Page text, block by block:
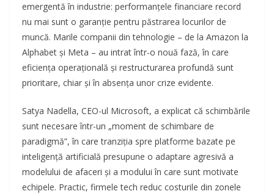
emergentă în industrie: performanțele financiare record
nu mai sunt o garanție pentru păstrarea locurilor de
muncă. Marile companii din tehnologie – de la Amazon la
Alphabet și Meta – au intrat într-o nouă fază, în care
eficiența operațională și restructurarea profundă sunt
prioritare, chiar și în absența unor crize evidente.
Satya Nadella, CEO-ul Microsoft, a explicat că schimbările
sunt necesare într-un „moment de schimbare de
paradigmă”, în care tranziția spre platforme bazate pe
inteligență artificială presupune o adaptare agresivă a
modelului de afaceri și a modului în care sunt motivate
echipele. Practic, firmele tech reduc costurile din zonele